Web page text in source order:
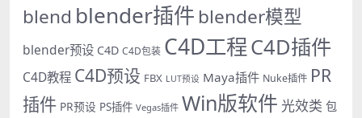
blend blender插件 blender模型
blender预设 C4D C4D包装 C4D工程C4D插件
C4D教程 C4D预设 FBX LUT预设 Maya插件 Nuke插件 PR
插件 PR预设 PS插件 Vegas插件 Win版软件 光效类 包